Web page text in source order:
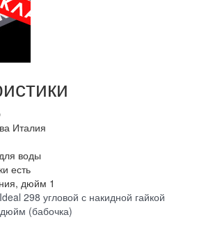
Италия
воды
есть
дюйм 1
298 угловой с накидной гайкой
(бабочка)